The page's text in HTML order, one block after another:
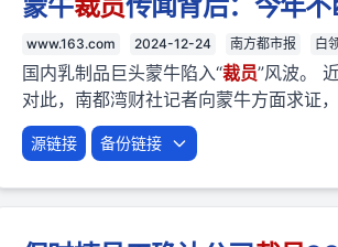
www.163.com 2024-12-24 南方都市报 白
国内乳制品巨头蒙牛陷入“裁员”风波。
对此，南都湾财社记者向蒙牛方面求证
源链接 备份链接